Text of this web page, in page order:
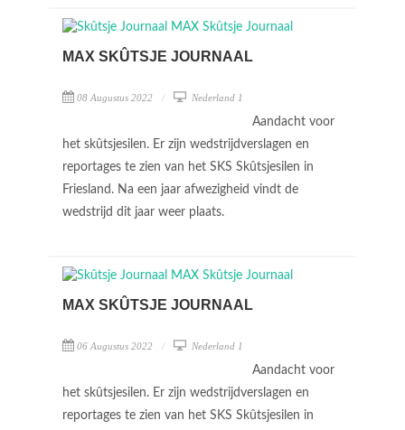
MAX SKÛTSJE JOURNAAL
08 Augustus 2022 Nederland 1
Aandacht voor
het skûtsjesilen. Er zijn wedstrijdverslagen en
reportages te zien van het SKS Skûtsjesilen in
Friesland. Na een jaar afwezigheid vindt de
wedstrijd dit jaar weer plaats.
MAX SKÛTSJE JOURNAAL
06 Augustus 2022 Nederland 1
Aandacht voor
het skûtsjesilen. Er zijn wedstrijdverslagen en
reportages te zien van het SKS Skûtsjesilen in